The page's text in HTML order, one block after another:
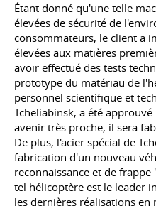
Étant donné qu'une telle
élevées de sécurité de
consommateurs, le client a
élevées aux matières
avoir effectué des tests
prototype du matériau de
personnel scientifique et
Tcheliabinsk, a été
avenir très proche, il sera
De plus, l'acier spécial de
fabrication d'un nouveau
reconnaissance et de
tel hélicoptère est le leader
les dernières réalisations